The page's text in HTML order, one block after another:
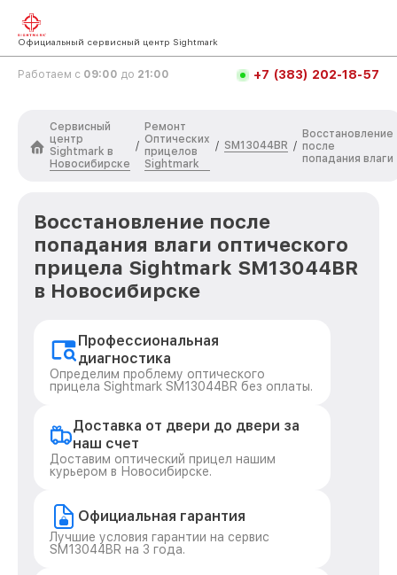
Официальный сервисный центр Sightmark
Работаем с 09:00 до 21:00 +7 (383) 202-18-57
Сервисный
центр
Sightmark в
Новосибирске
/
Ремонт
Оптических
прицелов
Sightmark
/ SM13044BR /
Восстановление
после
попадания влаги
Восстановление после
попадания влаги оптического
прицела Sightmark SM13044BR
в Новосибирске
Профессиональная
диагностика
Определим проблему оптического
прицела Sightmark SM13044BR без оплаты.
Доставка от двери до двери за
наш счет
Доставим оптический прицел нашим
курьером в Новосибирске.
Официальная гарантия
Лучшие условия гарантии на сервис
SM13044BR на 3 года.